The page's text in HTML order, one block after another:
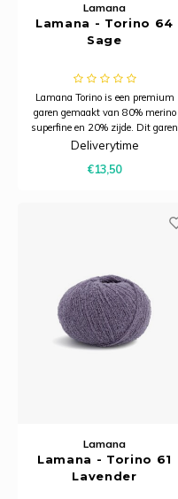
Lamana
Lamana - Torino 64
Sage
Lamana Torino is een premium
garen gemaakt van 80% merino
superfine en 20% zijde. Dit garen
combineert de zachtheid en
subtiele glans van zijde.
Deliverytime
€13,50
Lamana
Lamana - Torino 61
Lavender